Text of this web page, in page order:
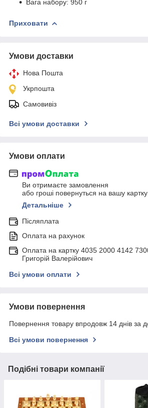
Вага набору: 950 г
Приховати
Умови доставки
Нова Пошта
Укрпошта
Самовивіз
Всі умови доставки
Умови оплати
Ви отримаєте замовлення
або гроші повернуться на вашу картку
Детальніше
Післяплата
Оплата на рахунок
Оплата на картку 4035 2000 4142
Григорій Валерійович
Всі умови оплати
Умови повернення
Повернення товару впродовж 14 днів за
Всі умови повернення
Подібні товари компанії